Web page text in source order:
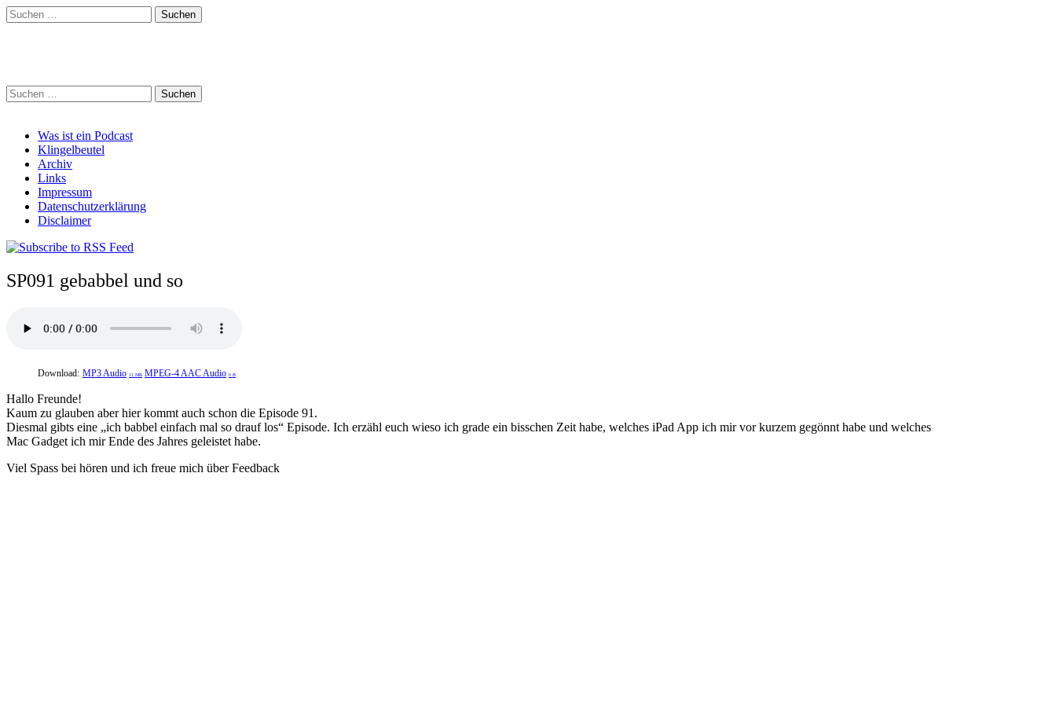
Suchen
nach:
Suchen
nach:
Main
menu
Skip
content
Was ist ein Podcast
Klingelbeutel
Archiv
Links
Impressum
Datenschutzerklärung
Disclaimer
SP091 gebabbel und so
Download: MP3 Audio 11 MB MPEG-4 AAC Audio 0 B
Hallo Freunde!
Kaum zu glauben aber hier kommt auch schon die Episode 91.
Diesmal gibts eine „ich babbel einfach mal so drauf los“ Episode. Ich erzähl euch wieso ich grade ein bisschen Zeit habe, welches iPad App ich mir vor kurzem gegönnt habe und welches
Mac Gadget ich mir Ende des Jahres geleistet habe.
Viel Spass bei hören und ich freue mich über Feedback